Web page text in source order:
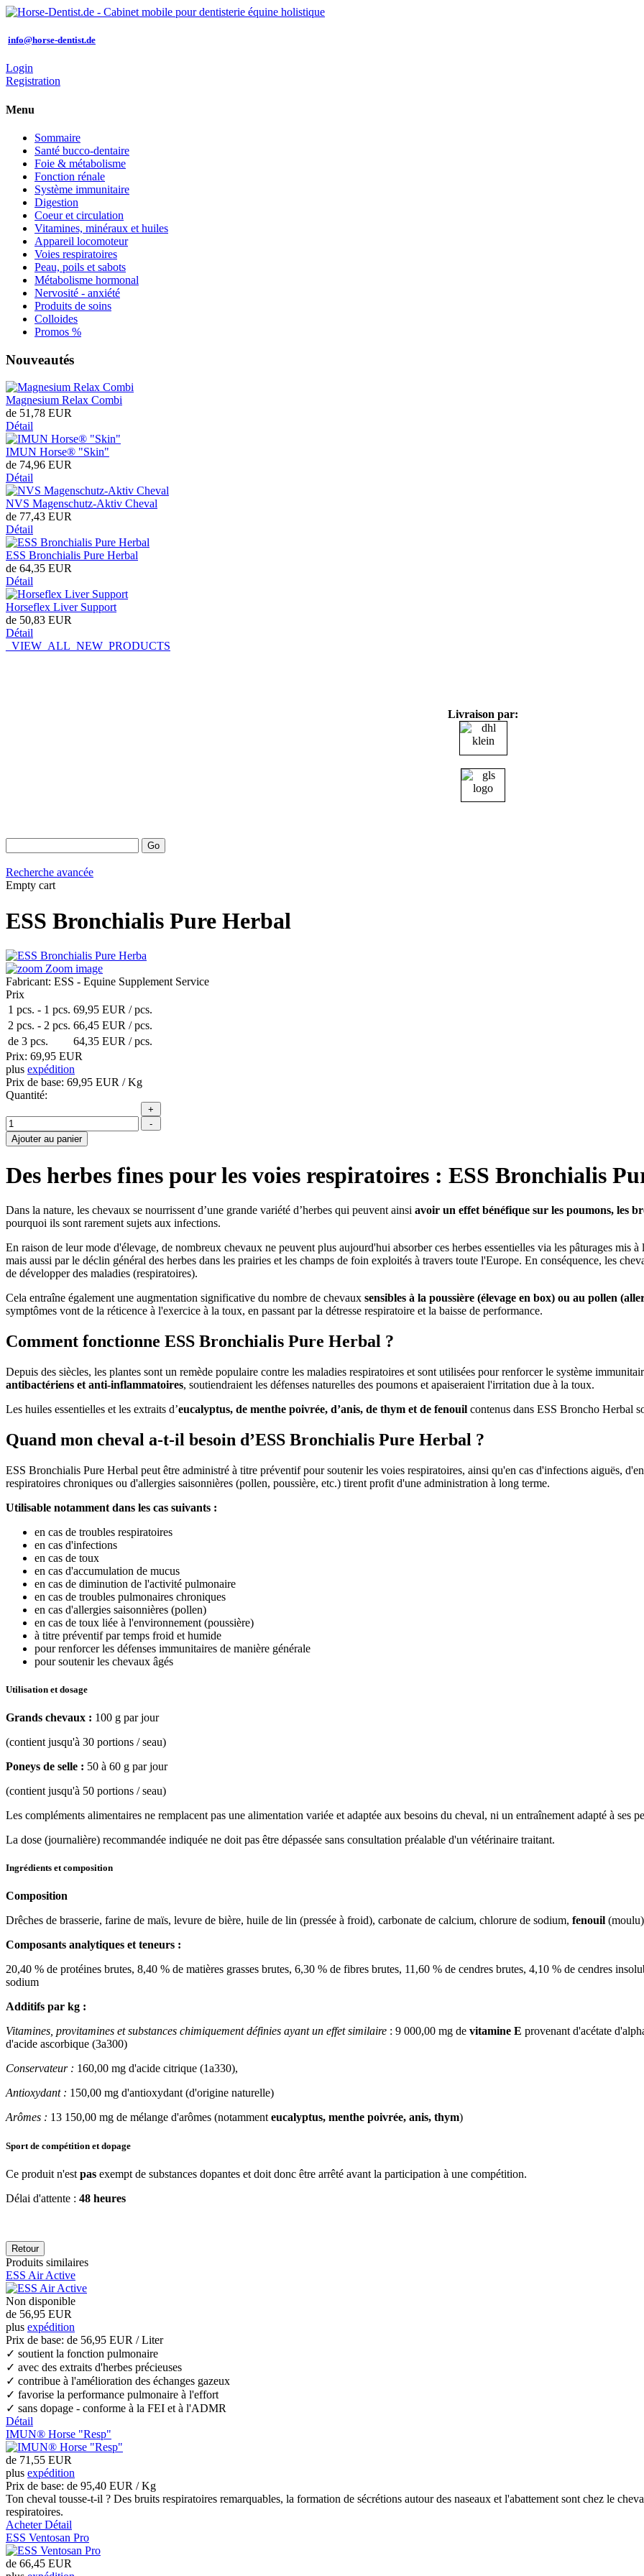
info@horse-dentist.de
Login
Registration
Menu
Sommaire
Santé bucco-dentaire
Foie & métabolisme
Fonction rénale
Système immunitaire
Digestion
Coeur et circulation
Vitamines, minéraux et huiles
Appareil locomoteur
Voies respiratoires
Peau, poils et sabots
Métabolisme hormonal
Nervosité - anxiété
Produits de soins
Colloides
Promos %
Nouveautés
Magnesium Relax Combi
de 51,78 EUR
Détail
IMUN Horse® "Skin"
de 74,96 EUR
Détail
NVS Magenschutz-Aktiv Cheval
de 77,43 EUR
Détail
ESS Bronchialis Pure Herbal
de 64,35 EUR
Détail
Horseflex Liver Support
de 50,83 EUR
Détail
_VIEW_ALL_NEW_PRODUCTS
Livraison par:
Recherche avancée
Empty cart
ESS Bronchialis Pure Herbal
Zoom image
Fabricant: ESS - Equine Supplement Service
Prix
1 pcs. - 1 pcs. 69,95 EUR / pcs.
2 pcs. - 2 pcs. 66,45 EUR / pcs.
de 3 pcs.
64,35 EUR / pcs.
Prix: 69,95 EUR
plus expédition
Prix de base: 69,95 EUR / Kg
Quantité:
Des herbes fines pour les voies respiratoires : ESS Bronchialis
Dans la nature, les chevaux se nourrissent d’une grande variété d’herbes qui peuvent ainsi avoir un effet bénéfique sur les poumons, les
pourquoi ils sont rarement sujets aux infections.
En raison de leur mode d'élevage, de nombreux chevaux ne peuvent plus aujourd'hui absorber ces herbes essentielles via les pâturages mis
mais aussi par le déclin général des herbes dans les prairies et les champs de foin exploités à travers toute l'Europe. En conséquence, les
de développer des maladies (respiratoires).
Cela entraîne également une augmentation significative du nombre de chevaux sensibles à la poussière (élevage en box) ou au pollen
symptômes vont de la réticence à l'exercice à la toux, en passant par la détresse respiratoire et la baisse de performance.
Comment fonctionne ESS Bronchialis Pure Herbal ?
Depuis des siècles, les plantes sont un remède populaire contre les maladies respiratoires et sont utilisées pour renforcer le système
antibactériens et anti-inflammatoires, soutiendraient les défenses naturelles des poumons et apaiseraient l'irritation due à la toux.
Les huiles essentielles et les extraits d’eucalyptus, de menthe poivrée, d’anis, de thym et de fenouil contenus dans ESS Broncho Herbal
Quand mon cheval a-t-il besoin d’ESS Bronchialis Pure Herbal ?
ESS Bronchialis Pure Herbal peut être administré à titre préventif pour soutenir les voies respiratoires, ainsi qu'en cas d'infections aiguës,
respiratoires chroniques ou d'allergies saisonnières (pollen, poussière, etc.) tirent profit d'une administration à long terme.
Utilisable notamment dans les cas suivants :
en cas de troubles respiratoires
en cas d'infections
en cas de toux
en cas d'accumulation de mucus
en cas de diminution de l'activité pulmonaire
en cas de troubles pulmonaires chroniques
en cas d'allergies saisonnières (pollen)
en cas de toux liée à l'environnement (poussière)
à titre préventif par temps froid et humide
pour renforcer les défenses immunitaires de manière générale
pour soutenir les chevaux âgés
Utilisation et dosage
Grands chevaux : 100 g par jour
(contient jusqu'à 30 portions / seau)
Poneys de selle : 50 à 60 g par jour
(contient jusqu'à 50 portions / seau)
Les compléments alimentaires ne remplacent pas une alimentation variée et adaptée aux besoins du cheval, ni un entraînement adapté à ses
La dose (journalière) recommandée indiquée ne doit pas être dépassée sans consultation préalable d'un vétérinaire traitant.
Ingrédients et composition
Composition
Drêches de brasserie, farine de maïs, levure de bière, huile de lin (pressée à froid), carbonate de calcium, chlorure de sodium, fenouil (moulu)
Composants analytiques et teneurs :
20,40 % de protéines brutes, 8,40 % de matières grasses brutes, 6,30 % de fibres brutes, 11,60 % de cendres brutes, 4,10 % de cendres
sodium
Additifs par kg :
Vitamines, provitamines et substances chimiquement définies ayant un effet similaire : 9 000,00 mg de vitamine E provenant d'acétate
d'acide ascorbique (3a300)
Conservateur : 160,00 mg d'acide citrique (1a330),
Antioxydant : 150,00 mg d'antioxydant (d'origine naturelle)
Arômes : 13 150,00 mg de mélange d'arômes (notamment eucalyptus, menthe poivrée, anis, thym)
Sport de compétition et dopage
Ce produit n'est pas exempt de substances dopantes et doit donc être arrêté avant la participation à une compétition.
Délai d'attente : 48 heures
Produits similaires
ESS Air Active
Non disponible
de 56,95 EUR
plus expédition
Prix de base: de 56,95 EUR / Liter
✓ soutient la fonction pulmonaire
✓ avec des extraits d'herbes précieuses
✓ contribue à l'amélioration des échanges gazeux
✓ favorise la performance pulmonaire à l'effort
✓ sans dopage - conforme à la FEI et à l'ADMR
Détail
IMUN® Horse "Resp"
de 71,55 EUR
plus expédition
Prix de base: de 95,40 EUR / Kg
Ton cheval tousse-t-il ? Des bruits respiratoires remarquables, la formation de sécrétions autour des naseaux et l'abattement sont chez le
respiratoires.
AcheterDétail
ESS Ventosan Pro
de 66,45 EUR